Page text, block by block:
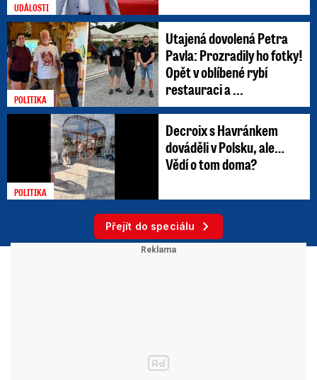
UDÁLOSTI
POLITIKA
Utajená dovolená Petra
Pavla: Prozradily ho fotky!
Opět v oblíbené rybí
restauraci a ...
POLITIKA
Decroix s Havránkem
dováděli v Polsku, ale…
Vědí o tom doma?
Přejít do speciálu